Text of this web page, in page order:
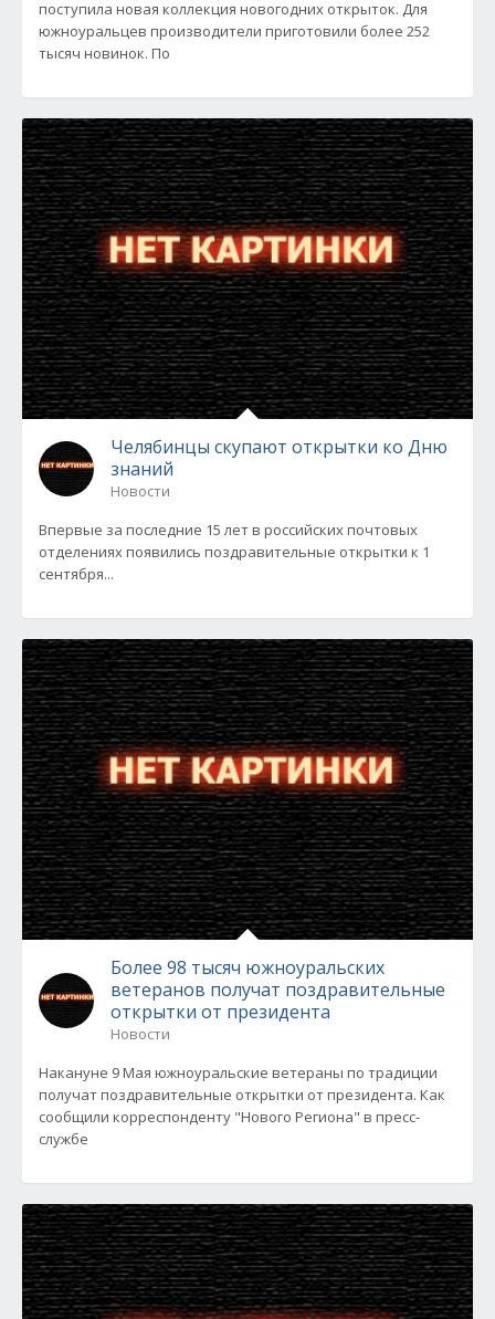
поступила новая коллекция новогодних открыток. Для
южноуральцев производители приготовили более 252
тысяч новинок. По
Челябинцы скупают открытки ко Дню
знаний
Новости
Впервые за последние 15 лет в российских почтовых
отделениях появились поздравительные открытки к 1
сентября...
Более 98 тысяч южноуральских
ветеранов получат поздравительные
открытки от президента
Новости
Накануне 9 Мая южноуральские ветераны по традиции
получат поздравительные открытки от президента. Как
сообщили корреспонденту "Нового Региона" в пресс-
службе